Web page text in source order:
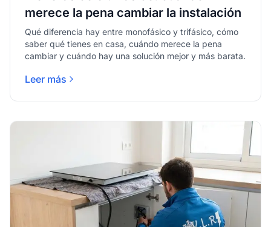
merece la pena cambiar la instalación
Qué diferencia hay entre monofásico y trifásico, cómo
saber qué tienes en casa, cuándo merece la pena
cambiar y cuándo hay una solución mejor y más barata.
Leer más